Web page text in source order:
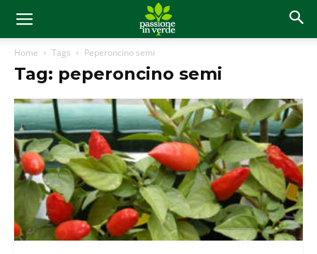
Home Tags Peperoncino semi
Tag: peperoncino semi